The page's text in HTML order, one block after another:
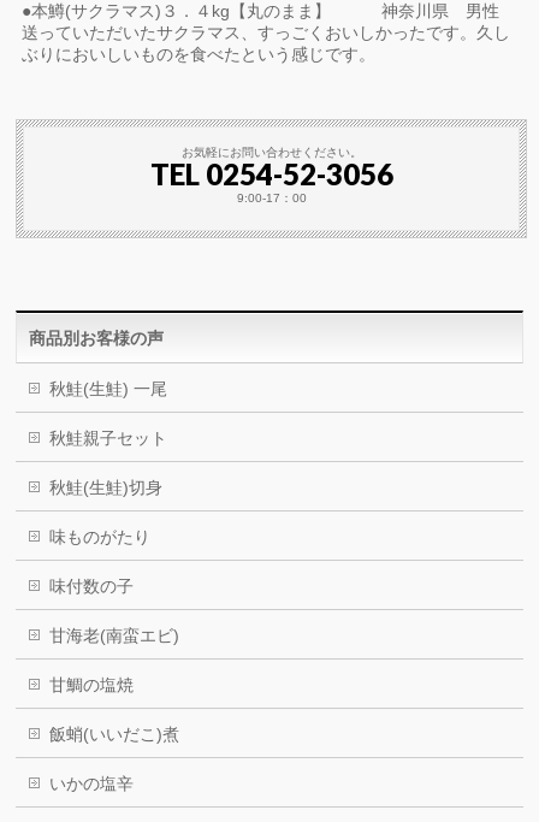
●本鱒(サクラマス)３．４kg【丸のまま】 神奈川県 男性
送っていただいたサクラマス、すっごくおいしかったです。久し
ぶりにおいしいものを食べたという感じです。
お気軽にお問い合わせください。
TEL 0254-52-3056
9:00-17：00
商品別お客様の声
秋鮭(生鮭) 一尾
秋鮭親子セット
秋鮭(生鮭)切身
味ものがたり
味付数の子
甘海老(南蛮エビ)
甘鯛の塩焼
飯蛸(いいだこ)煮
いかの塩辛